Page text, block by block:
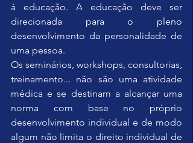
à educação. A educação deve ser
direcionada para o pleno
desenvolvimento da personalidade de
uma pessoa.
Os seminários, workshops, consultorias,
treinamento... não são uma atividade
médica e se destinam a alcançar uma
norma com base no próprio
desenvolvimento individual e de modo
algum não limita o direito individual de